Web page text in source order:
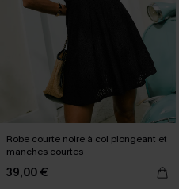
Robe courte noire à col plongeant et
manches courtes
39,00 €